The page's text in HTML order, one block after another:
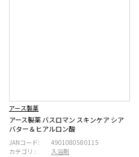
アース製薬
アース製薬 バスロマン スキンケア シア
バター＆ヒアルロン酸
JANコード:
4901080580115
カテゴリ :
入浴剤